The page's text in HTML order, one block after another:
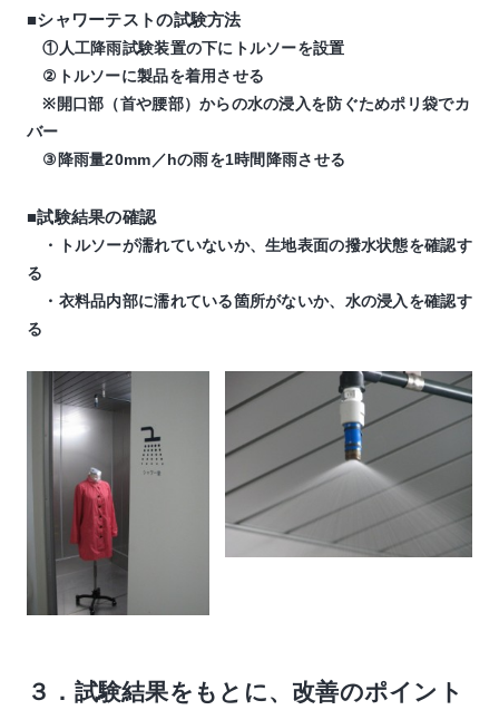
■シャワーテストの試験方法
①人工降雨試験装置の下にトルソーを設置
②トルソーに製品を着用させる
※開口部（首や腰部）からの水の浸入を防ぐためポリ袋でカ
バー
③降雨量20mm／hの雨を1時間降雨させる
■試験結果の確認
・トルソーが濡れていないか、生地表面の撥水状態を確認す
る
・衣料品内部に濡れている箇所がないか、水の浸入を確認す
る
３．試験結果をもとに、改善のポイント